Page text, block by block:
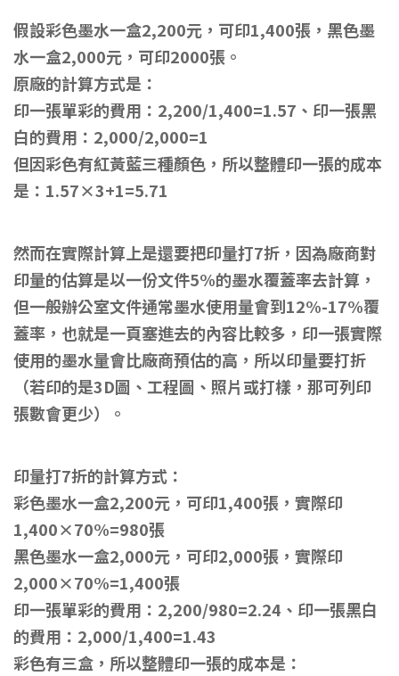
假設彩色墨水一盒2,200元，可印1,400張，黑色墨
水一盒2,000元，可印2000張。
原廠的計算方式是：
印一張單彩的費用：2,200/1,400=1.57、印一張黑
白的費用：2,000/2,000=1
但因彩色有紅黃藍三種顏色，所以整體印一張的成本
是：1.57×3+1=5.71
然而在實際計算上是還要把印量打7折，因為廠商對
印量的估算是以一份文件5%的墨水覆蓋率去計算，
但一般辦公室文件通常墨水使用量會到12%-17%覆
蓋率，也就是一頁塞進去的內容比較多，印一張實際
使用的墨水量會比廠商預估的高，所以印量要打折
（若印的是3D圖、工程圖、照片或打樣，那可列印
張數會更少）。
印量打7折的計算方式：
彩色墨水一盒2,200元，可印1,400張，實際印
1,400×70%=980張
黑色墨水一盒2,000元，可印2,000張，實際印
2,000×70%=1,400張
印一張單彩的費用：2,200/980=2.24、印一張黑白
的費用：2,000/1,400=1.43
彩色有三盒，所以整體印一張的成本是：